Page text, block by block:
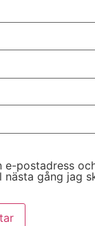
e-postadress
nästa gång jag